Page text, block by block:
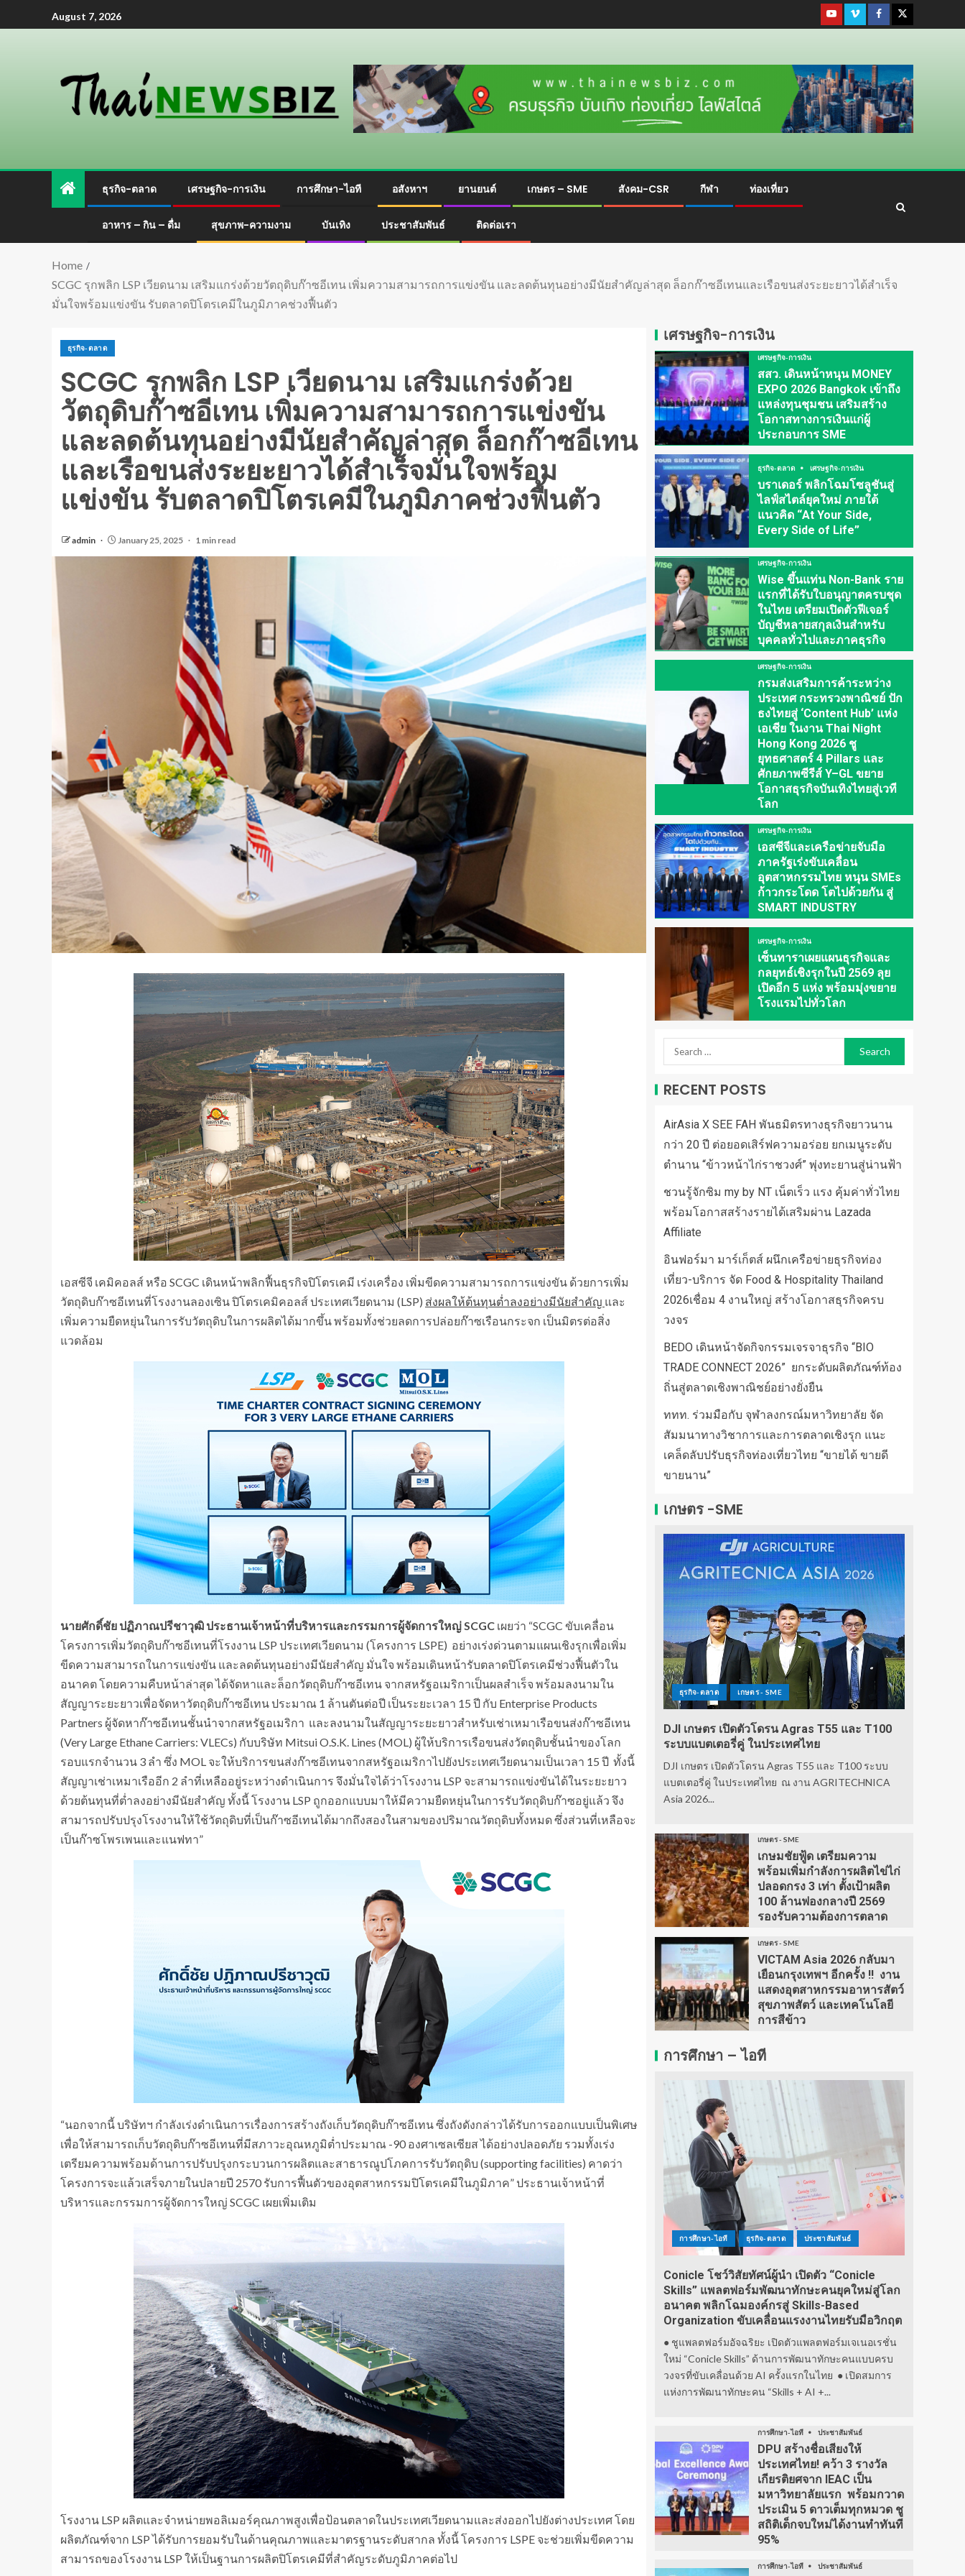
August 7, 2026
ธุรกิจ-ตลาด เศรษฐกิจ-การเงิน การศึกษา-ไอที อสังหาฯ ยานยนต์ เกษตร – SME สังคม-CSR กีฬา ท่องเที่ยว
อาหาร – กิน – ดื่ม สุขภาพ-ความงาม บันเทิง ประชาสัมพันธ์ ติดต่อเรา
Home
SCGC รุกพลิก LSP เวียดนาม เสริมแกร่งด้วยวัตถุดิบก๊าซอีเทน เพิ่มความสามารถการแข่งขัน และลดต้นทุนอย่างมีนัยสำคัญล่าสุด ล็อกก๊าซอีเทนและเรือขนส่งระยะยาวได้สำเร็จ
มั่นใจพร้อมแข่งขัน รับตลาดปิโตรเคมีในภูมิภาคช่วงฟื้นตัว
ธุรกิจ-ตลาด
SCGC รุกพลิก LSP เวียดนาม เสริมแกร่งด้วย
วัตถุดิบก๊าซอีเทน เพิ่มความสามารถการแข่งขัน
และลดต้นทุนอย่างมีนัยสำคัญล่าสุด ล็อกก๊าซอีเทน
และเรือขนส่งระยะยาวได้สำเร็จมั่นใจพร้อม
แข่งขัน รับตลาดปิโตรเคมีในภูมิภาคช่วงฟื้นตัว
admin January 25, 2025 1 min read
เอสซีจี เคมิคอลส์ หรือ SCGC เดินหน้าพลิกฟื้นธุรกิจปิโตรเคมี เร่งเครื่อง เพิ่มขีดความสามารถการแข่งขัน ด้วยการเพิ่ม
วัตถุดิบก๊าซอีเทนที่โรงงานลองเซิน ปิโตรเคมิคอลส์ ประเทศเวียดนาม (LSP) ส่งผลให้ต้นทุนต่ำลงอย่างมีนัยสำคัญ และ
เพิ่มความยืดหยุ่นในการรับวัตถุดิบในการผลิตได้มากขึ้น พร้อมทั้งช่วยลดการปล่อยก๊าซเรือนกระจก เป็นมิตรต่อสิ่ง
แวดล้อม
นายศักดิ์ชัย ปฏิภาณปรีชาวุฒิ ประธานเจ้าหน้าที่บริหารและกรรมการผู้จัดการใหญ่SCGC เผยว่า “SCGC ขับเคลื่อน
โครงการเพิ่มวัตถุดิบก๊าซอีเทนที่โรงงาน LSP ประเทศเวียดนาม (โครงการ LSPE) อย่างเร่งด่วนตามแผนเชิงรุกเพื่อเพิ่ม
ขีดความสามารถในการแข่งขัน และลดต้นทุนอย่างมีนัยสำคัญ มั่นใจ พร้อมเดินหน้ารับตลาดปิโตรเคมีช่วงฟื้นตัวใน
อนาคต โดยความคืบหน้าล่าสุด ได้จัดหาและล็อกวัตถุดิบก๊าซอีเทน จากสหรัฐอเมริกาเป็นผลสำเร็จ พร้อมลงนามใน
สัญญาระยะยาวเพื่อจัดหาวัตถุดิบก๊าซอีเทน ประมาณ 1 ล้านตันต่อปี เป็นระยะเวลา 15 ปี กับ Enterprise Products
Partners ผู้จัดหาก๊าซอีเทนชั้นนำจากสหรัฐอเมริกา และลงนามในสัญญาระยะยาวสำหรับเช่าเหมาเรือขนส่งก๊าซอีเทน
(Very Large Ethane Carriers: VLECs) กับบริษัท Mitsui O.S.K. Lines (MOL) ผู้ให้บริการเรือขนส่งวัตถุดิบชั้นนำของโลก
รอบแรกจำนวน 3 ลำ ซึ่ง MOL จะให้บริการขนส่งก๊าซอีเทนจากสหรัฐอเมริกาไปยังประเทศเวียดนามเป็นเวลา 15 ปี ทั้งนี้
สัญญาเช่าเหมาเรืออีก 2 ลำที่เหลืออยู่ระหว่างดำเนินการ จึงมั่นใจได้ว่าโรงงาน LSP จะสามารถแข่งขันได้ในระยะยาว
ด้วยต้นทุนที่ต่ำลงอย่างมีนัยสำคัญ ทั้งนี้ โรงงาน LSP ถูกออกแบบมาให้มีความยืดหยุ่นในการรับวัตถุดิบก๊าซอยู่แล้ว จึง
สามารถปรับปรุงโรงงานให้ใช้วัตถุดิบที่เป็นก๊าซอีเทนได้มากถึงสองในสามของปริมาณวัตถุดิบทั้งหมด ซึ่งส่วนที่เหลือจะ
เป็นก๊าซโพรเพนและแนฟทา”
“นอกจากนี้ บริษัทฯ กำลังเร่งดำเนินการเรื่องการสร้างถังเก็บวัตถุดิบก๊าซอีเทน ซึ่งถังดังกล่าวได้รับการออกแบบเป็นพิเศษ
เพื่อให้สามารถเก็บวัตถุดิบก๊าซอีเทนที่มีสภาวะอุณหภูมิต่ำประมาณ -90 องศาเซลเซียส ได้อย่างปลอดภัย รวมทั้งเร่ง
เตรียมความพร้อมด้านการปรับปรุงกระบวนการผลิตและสาธารณูปโภคการรับวัตถุดิบ (supporting facilities) คาดว่า
โครงการจะแล้วเสร็จภายในปลายปี 2570 รับการฟื้นตัวของอุตสาหกรรมปิโตรเคมีในภูมิภาค” ประธานเจ้าหน้าที่
บริหารและกรรมการผู้จัดการใหญ่ SCGC เผยเพิ่มเติม
โรงงาน LSP ผลิตและจำหน่ายพอลิเมอร์คุณภาพสูงเพื่อป้อนตลาดในประเทศเวียดนามและส่งออกไปยังต่างประเทศ โดย
ผลิตภัณฑ์จาก LSP ได้รับการยอมรับในด้านคุณภาพและมาตรฐานระดับสากล ทั้งนี้ โครงการ LSPE จะช่วยเพิ่มขีดความ
สามารถของโรงงาน LSP ให้เป็นฐานการผลิตปิโตรเคมีที่สำคัญระดับภูมิภาคต่อไป
เศรษฐกิจ-การเงิน
เศรษฐกิจ-การเงิน
สสว. เดินหน้าหนุน MONEY
EXPO 2026 Bangkok เข้าถึง
แหล่งทุนชุมชน เสริมสร้าง
โอกาสทางการเงินแก่ผู้
ประกอบการ SME
ธุรกิจ-ตลาด เศรษฐกิจ-การเงิน
บราเดอร์ พลิกโฉมโซลูชันสู่
ไลฟ์สไตล์ยุคใหม่ ภายใต้
แนวคิด “At Your Side,
Every Side of Life”
เศรษฐกิจ-การเงิน
Wise ขึ้นแท่น Non-Bank ราย
แรกที่ได้รับใบอนุญาตครบชุด
ในไทย เตรียมเปิดตัวฟีเจอร์
บัญชีหลายสกุลเงินสำหรับ
บุคคลทั่วไปและภาคธุรกิจ
เศรษฐกิจ-การเงิน
กรมส่งเสริมการค้าระหว่าง
ประเทศ กระทรวงพาณิชย์ ปัก
ธงไทยสู่ ‘Content Hub’ แห่ง
เอเชีย ในงาน Thai Night
Hong Kong 2026 ชู
ยุทธศาสตร์ 4 Pillars และ
ศักยภาพซีรีส์ Y–GL ขยาย
โอกาสธุรกิจบันเทิงไทยสู่เวที
โลก
เศรษฐกิจ-การเงิน
เอสซีจีและเครือข่ายจับมือ
ภาครัฐเร่งขับเคลื่อน
อุตสาหกรรมไทย หนุน SMEs
ก้าวกระโดด โตไปด้วยกัน สู่
SMART INDUSTRY
เศรษฐกิจ-การเงิน
เซ็นทาราเผยแผนธุรกิจและ
กลยุทธ์เชิงรุกในปี 2569 ลุย
เปิดอีก 5 แห่ง พร้อมมุ่งขยาย
โรงแรมไปทั่วโลก
RECENT POSTS
AirAsia X SEE FAH พันธมิตรทางธุรกิจยาวนาน
กว่า 20 ปี ต่อยอดเสิร์ฟความอร่อย ยกเมนูระดับ
ตำนาน “ข้าวหน้าไก่ราชวงศ์” พุ่งทะยานสู่น่านฟ้า
ชวนรู้จักซิม my by NT เน็ตเร็ว แรง คุ้มค่าทั่วไทย
พร้อมโอกาสสร้างรายได้เสริมผ่าน Lazada
Affiliate
อินฟอร์มา มาร์เก็ตส์ ผนึกเครือข่ายธุรกิจท่อง
เที่ยว-บริการ จัด Food & Hospitality Thailand
2026เชื่อม 4 งานใหญ่ สร้างโอกาสธุรกิจครบ
วงจร
BEDO เดินหน้าจัดกิจกรรมเจรจาธุรกิจ “BIO
TRADE CONNECT 2026” ยกระดับผลิตภัณฑ์ท้อง
ถิ่นสู่ตลาดเชิงพาณิชย์อย่างยั่งยืน
ททท. ร่วมมือกับ จุฬาลงกรณ์มหาวิทยาลัย จัด
สัมมนาทางวิชาการและการตลาดเชิงรุก แนะ
เคล็ดลับปรับธุรกิจท่องเที่ยวไทย “ขายได้ ขายดี
ขายนาน”
เกษตร -SME
ธุรกิจ-ตลาด เกษตร - SME
DJI เกษตร เปิดตัวโดรน Agras T55 และ T100
ระบบแบตเตอรี่คู่ ในประเทศไทย
DJI เกษตร เปิดตัวโดรน Agras T55 และ T100 ระบบ
แบตเตอรี่คู่ ในประเทศไทย ณ งาน AGRITECHNICA
Asia 2026...
เกษตร - SME
เกษมชัยฟู้ด เตรียมความ
พร้อมเพิ่มกำลังการผลิตไข่ไก่
ปลอดกรง 3 เท่า ตั้งเป้าผลิต
100 ล้านฟองกลางปี 2569
รองรับความต้องการตลาด
เกษตร - SME
VICTAM Asia 2026 กลับมา
เยือนกรุงเทพฯ อีกครั้ง !! งาน
แสดงอุตสาหกรรมอาหารสัตว์
สุขภาพสัตว์ และเทคโนโลยี
การสีข้าว
การศึกษา – ไอที
การศึกษา-ไอที ธุรกิจ-ตลาด ประชาสัมพันธ์
Conicle โชว์วิสัยทัศน์ผู้นำ เปิดตัว “Conicle
Skills” แพลตฟอร์มพัฒนาทักษะคนยุคใหม่สู่โลก
อนาคต พลิกโฉมองค์กรสู่ Skills-Based
Organization ขับเคลื่อนแรงงานไทยรับมือวิกฤต
● ชูแพลตฟอร์มอัจฉริยะ เปิดตัวแพลตฟอร์มเจเนอเรชั่น
ใหม่ “Conicle Skills” ด้านการพัฒนาทักษะคนแบบครบ
วงจรที่ขับเคลื่อนด้วย AI ครั้งแรกในไทย ● เปิดสมการ
แห่งการพัฒนาทักษะคน “Skills + AI +...
การศึกษา-ไอที ประชาสัมพันธ์
DPU สร้างชื่อเสียงให้
ประเทศไทย! คว้า 3 รางวัล
เกียรติยศจาก IEAC เป็น
มหาวิทยาลัยแรก พร้อมกวาด
ประเมิน 5 ดาวเต็มทุกหมวด ชู
สถิติเด็กจบใหม่ได้งานทำทันที
95%
การศึกษา-ไอที ประชาสัมพันธ์